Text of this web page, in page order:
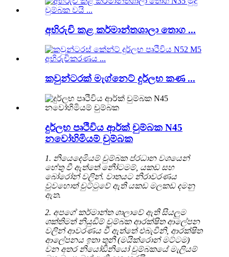
අභිරුචි කළ කර්මාන්තශාලා තොග ...
කවුන්ටරක් මැග්නෙට් දුර්ලභ කණ ...
දුර්ලභ පෘථිවිය ආර්ක් චුම්බක N45
නවෝහිමියම් චුම්බක
1. නියෙදෙමියම් චුම්බක ප්රධාන වශයෙන්
හේතු වී ඇත්තේ නීෝටමම්, යකඩ සහ
බෝරෝන් වලින්. වාතයට නිරාවරණය
වුවහොත් චුට්ටුවේ ඇති යකඩ මලකඩ දමනු
ඇත.
2. අපගේ කර්මාන්ත ශාලාවේ ඇති සියලුම
ශක්තිමත් නියුඩිම් චුම්බක ආරක්ෂිත ආලේපන
වලින් ආවරණය වී ඇත්තේ එබැවිනි, ආරක්ෂිත
ආලේපනය ඉතා තුනී (මයික්රොන් මට්ටම)
වන අතර නියෝඩිනියෝ චුම්බකයේ මැලියම්